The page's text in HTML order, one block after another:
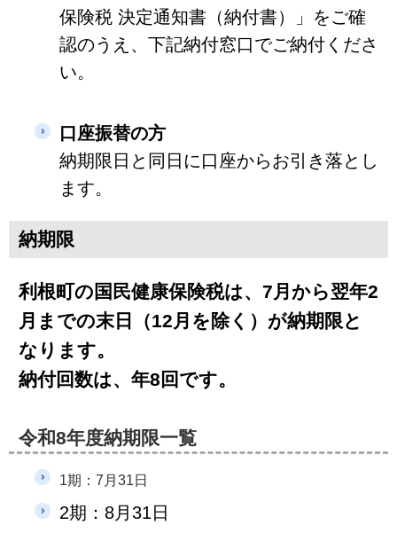
保険税 決定通知書（納付書）」をご確
認のうえ、下記納付窓口でご納付くださ
い。
口座振替の方
納期限日と同日に口座からお引き落とし
ます。
納期限
利根町の国民健康保険税は、 7月から翌年2
月までの末日
（12月を除く） が納期限と
なります。
納付回数は、 年8回 です。
令和8年度納期限一覧
1期：7月31日
2期：8月31日